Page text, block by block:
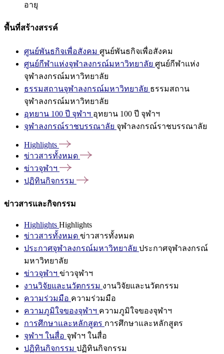
อายุ
พื้นที่สร้างสรรค์
ศูนย์พันธกิจเพื่อสังคม ศูนย์พันธกิจเพื่อสังคม
ศูนย์กีฬาแห่งจุฬาลงกรณ์มหาวิทยาลัย ศูนย์กีฬาแห่ง
จุฬาลงกรณ์มหาวิทยาลัย
ธรรมสถานจุฬาลงกรณ์มหาวิทยาลัย ธรรมสถาน
จุฬาลงกรณ์มหาวิทยาลัย
อุทยาน 100 ปี จุฬาฯ อุทยาน 100 ปี จุฬาฯ
จุฬาลงกรณ์ราชบรรณาลัย จุฬาลงกรณ์ราชบรรณาลัย
Highlights
ข่าวสารทั้งหมด
ข่าวจุฬาฯ
ปฏิทินกิจกรรม
ข่าวสารและกิจกรรม
Highlights Highlights
ข่าวสารทั้งหมด ข่าวสารทั้งหมด
ประกาศจุฬาลงกรณ์มหาวิทยาลัย ประกาศจุฬาลงกรณ์
มหาวิทยาลัย
ข่าวจุฬาฯ ข่าวจุฬาฯ
งานวิจัยและนวัตกรรม งานวิจัยและนวัตกรรม
ความร่วมมือ ความร่วมมือ
ความภูมิใจของจุฬาฯ ความภูมิใจของจุฬาฯ
การศึกษาและหลักสูตร การศึกษาและหลักสูตร
จุฬาฯ ในสื่อ จุฬาฯ ในสื่อ
ปฏิทินกิจกรรม ปฏิทินกิจกรรม